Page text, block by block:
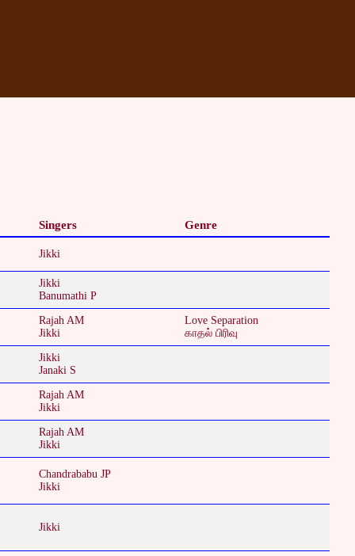
Singers Genre
Jikki
Jikki
Banumathi P
Rajah AM
Jikki
Love Separation
காதல் பிரிவு
Jikki
Janaki S
Rajah AM
Jikki
Rajah AM
Jikki
Chandrababu JP
Jikki
Jikki